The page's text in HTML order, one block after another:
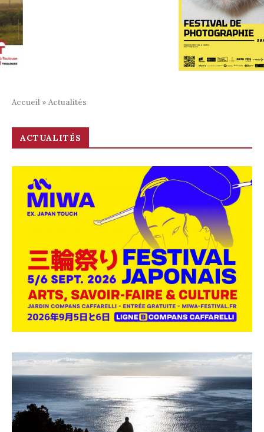
Accueil » Actualités
ACTUALITÉS